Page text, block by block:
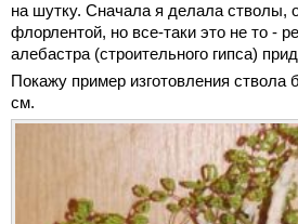
на шутку. Сначала я делала стволы,
флорлентой, но все-таки это не то -
алебастра (строительного гипса)
Покажу пример изготовления ствола
см.